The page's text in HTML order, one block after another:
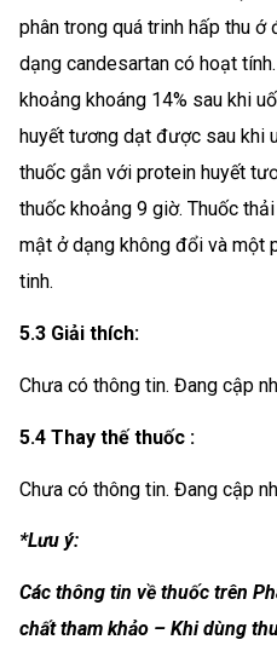
phân trong quá trinh hấp thu ớ
dạng candesartan có hoạt
khoảng khoáng 14% sau khi
huyết tương dạt được sau khi
thuốc gắn với protein huyết
thuốc khoảng 9 giờ. Thuốc
mật ở dạng không đổi và một
tinh.
5.3 Giải thích:
Chưa có thông tin. Đang cập
5.4 Thay thế thuốc :
Chưa có thông tin. Đang cập
*Lưu ý:
Các thông tin về thuốc trên
chất tham khảo – Khi dùng